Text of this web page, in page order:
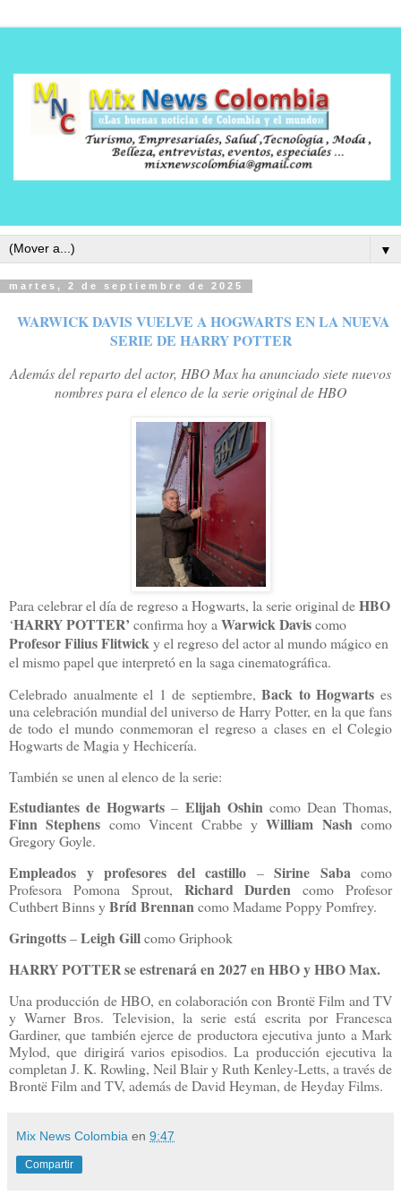
▼
martes, 2 de septiembre de 2025
WARWICK DAVIS VUELVE A HOGWARTS EN LA NUEVA
SERIE DE HARRY POTTER
Además del reparto del actor, HBO Max ha anunciado siete nuevos
nombres para el elenco de la serie original de HBO
Para celebrar el día de regreso a Hogwarts, la serie original deHBO
‘HARRY POTTER’ confirma hoy a Warwick Daviscomo
Profesor Filius Flitwicky el regreso del actor al mundo mágico en
el mismo papel que interpretó en la saga cinematográfica.
Celebrado anualmente el 1 de septiembre,Back to Hogwarts es
una celebración mundial del universo de Harry Potter, en la que fans
de todo el mundo conmemoran el regreso a clases en el Colegio
Hogwarts de Magia y Hechicería.
También se unen al elenco de la serie:
Estudiantes de Hogwarts – Elijah Oshincomo Dean Thomas,
Finn Stephens como Vincent Crabbe yWilliam Nashcomo
Gregory Goyle.
Empleados y profesores del castillo – Sirine Sabacomo
Profesora Pomona Sprout, Richard Durden como Profesor
Cuthbert Binns yBríd Brennancomo Madame Poppy Pomfrey.
Gringotts–Leigh Gillcomo Griphook
HARRY POTTER se estrenará en 2027 en HBO y HBO Max.
Una producción de HBO, en colaboración con Brontë Film and TV
y Warner Bros. Television, la serie está escrita por Francesca
Gardiner, que también ejerce de productora ejecutiva junto a Mark
Mylod, que dirigirá varios episodios. La producción ejecutiva la
completan J. K. Rowling, Neil Blair y Ruth Kenley-Letts, a través de
Brontë Film and TV, además de David Heyman, de Heyday Films.
Mix News Colombia en 9:47
Compartir